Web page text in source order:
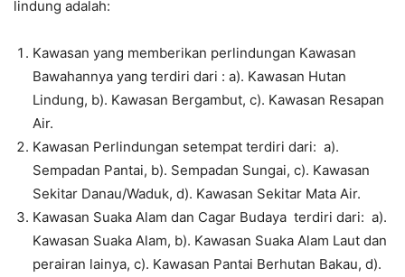
lindung adalah:
Kawasan yang memberikan perlindungan Kawasan
Bawahannya yang terdiri dari : a). Kawasan Hutan
Lindung, b). Kawasan Bergambut, c). Kawasan Resapan
Air.
Kawasan Perlindungan setempat terdiri dari: a).
Sempadan Pantai, b). Sempadan Sungai, c). Kawasan
Sekitar Danau/Waduk, d). Kawasan Sekitar Mata Air.
Kawasan Suaka Alam dan Cagar Budaya terdiri dari: a).
Kawasan Suaka Alam, b). Kawasan Suaka Alam Laut dan
perairan lainya, c). Kawasan Pantai Berhutan Bakau, d).